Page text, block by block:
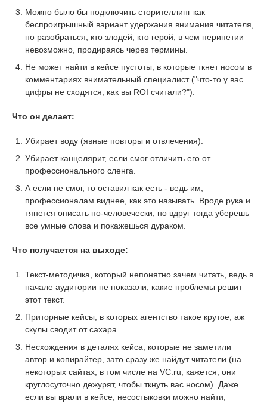
Можно было бы подключить сторителлинг как
беспроигрышный вариант удержания внимания читателя,
но разобраться, кто злодей, кто герой, в чем перипетии
невозможно, продираясь через термины.
Не может найти в кейсе пустоты, в которые ткнет носом в
комментариях внимательный специалист ("что-то у вас
цифры не сходятся, как вы ROI считали?").
Что он делает:
Убирает воду (явные повторы и отвлечения).
Убирает канцелярит, если смог отличить его от
профессионального сленга.
А если не смог, то оставил как есть - ведь им,
профессионалам виднее, как это называть. Вроде рука и
тянется описать по-человечески, но вдруг тогда уберешь
все умные слова и покажешься дураком.
Что получается на выходе:
Текст-методичка, который непонятно зачем читать, ведь в
начале аудитории не показали, какие проблемы решит
этот текст.
Приторные кейсы, в которых агентство такое крутое, аж
скулы сводит от сахара.
Несхождения в деталях кейса, которые не заметили
автор и копирайтер, зато сразу же найдут читатели (на
некоторых сайтах, в том числе на VC.ru, кажется, они
круглосуточно дежурят, чтобы ткнуть вас носом). Даже
если вы врали в кейсе, несостыковки можно найти,